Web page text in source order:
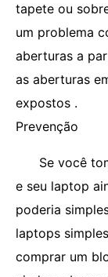
tapete ou
um problema
aberturas a
as aberturas
expostos .
Prevenção
Se você
e seu laptop
poderia
laptops
comprar um